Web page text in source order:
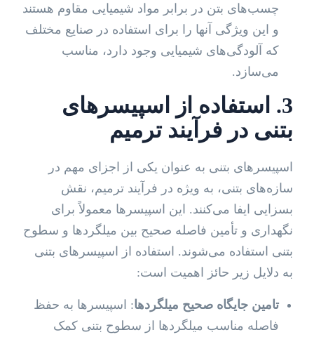
چسب‌های بتن در برابر مواد شیمیایی مقاوم هستند
و این ویژگی آنها را برای استفاده در صنایع مختلف
که آلودگی‌های شیمیایی وجود دارد، مناسب
می‌سازد.
3. استفاده از اسپیسرهای
بتنی در فرآیند ترمیم
اسپیسرهای بتنی به عنوان یکی از اجزای مهم در
سازه‌های بتنی، به ویژه در فرآیند ترمیم، نقش
بسزایی ایفا می‌کنند. این اسپیسرها معمولاً برای
نگهداری و تأمین فاصله صحیح بین میلگردها و سطوح
بتنی استفاده می‌شوند. استفاده از اسپیسرهای بتنی
به دلایل زیر حائز اهمیت است:
تامین جایگاه صحیح میلگردها: اسپیسرها به حفظ
فاصله مناسب میلگردها از سطوح بتنی کمک